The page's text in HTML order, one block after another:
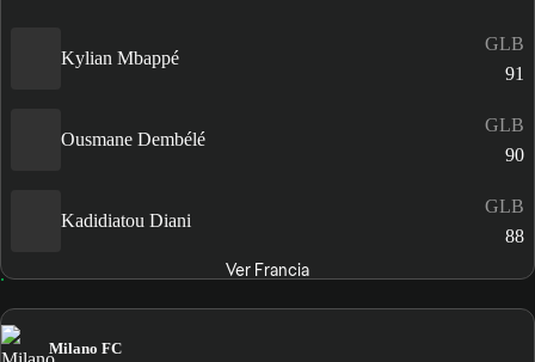
Kylian Mbappé
GLB
91
Ousmane Dembélé
GLB
90
Kadidiatou Diani
GLB
88
Ver Francia
Milano FC